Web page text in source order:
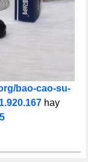
bao-cao-su-
hay